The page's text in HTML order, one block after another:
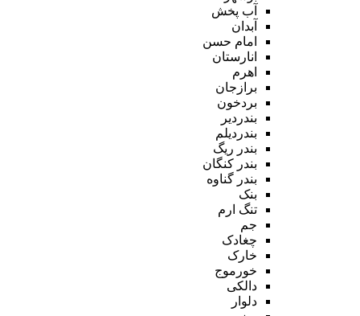
آب پخش
آبدان
امام حسن
انارستان
اهرم
برازجان
بردخون
بندردیر
بندردیلم
بندر ریگ
بندر کنگان
بندر گناوه
بنک
تنگ ارم
جم
چغادک
خارک
خورموج
دالکی
دلوار